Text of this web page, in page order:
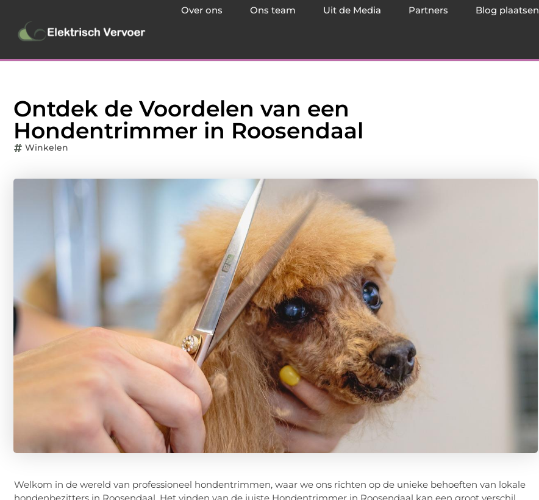
Over ons Ons team Uit de Media Partners Blog plaatsen
Ontdek de Voordelen van een
Hondentrimmer in Roosendaal
Winkelen
Welkom in de wereld van professioneel hondentrimmen, waar we ons richten op de unieke behoeften van lokale